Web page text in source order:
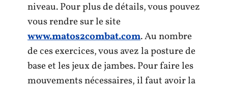
niveau. Pour plus de détails, vous pouvez
vous rendre sur le site
www.matos2combat.com. Au nombre
de ces exercices, vous avez la posture de
base et les jeux de jambes. Pour faire les
mouvements nécessaires, il faut avoir la